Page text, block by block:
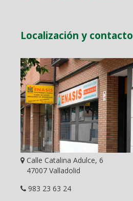
Localización y contacto
Calle Catalina Adulce, 6
47007 Valladolid
983 23 63 24